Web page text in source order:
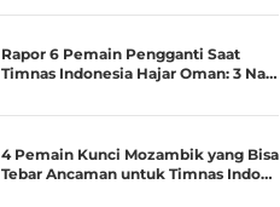
Rapor 6 Pemain Pengganti Saat
Timnas Indonesia Hajar Oman: 3 Na…
4 Pemain Kunci Mozambik yang Bisa
Tebar Ancaman untuk Timnas Indo…